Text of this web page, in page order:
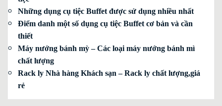
Những dụng cụ tiệc Buffet được sử dụng nhiều nhất
Điểm danh một số dụng cụ tiệc Buffet cơ bản và cần
thiết
Máy nướng bánh mỳ – Các loại máy nướng bánh mì
chất lượng
Rack ly Nhà hàng Khách sạn – Rack ly chất lượng,giá
rẻ